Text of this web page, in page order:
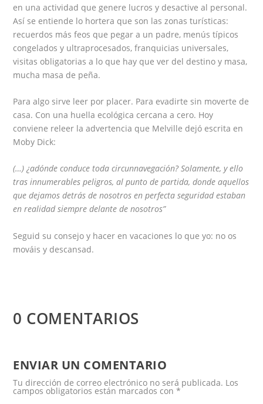
en una actividad que genere lucros y desactive al personal.
Así se entiende lo hortera que son las zonas turísticas:
recuerdos más feos que pegar a un padre, menús típicos
congelados y ultraprocesados, franquicias universales,
visitas obligatorias a lo que hay que ver del destino y masa,
mucha masa de peña.
Para algo sirve leer por placer. Para evadirte sin moverte de
casa. Con una huella ecológica cercana a cero. Hoy
conviene releer la advertencia que Melville dejó escrita en
Moby Dick:
(…) ¿adónde conduce toda circunnavegación? Solamente, y ello
tras innumerables peligros, al punto de partida, donde aquellos
que dejamos detrás de nosotros en perfecta seguridad estaban
en realidad siempre delante de nosotros”
Seguid su consejo y hacer en vacaciones lo que yo: no os
mováis y descansad.
0 COMENTARIOS
ENVIAR UN COMENTARIO
Tu dirección de correo electrónico no será publicada. Los
campos obligatorios están marcados con*